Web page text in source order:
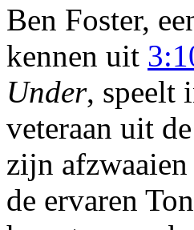
Ben Foster,
kennen uit
Under, speelt
veteraan uit
zijn
de ervaren